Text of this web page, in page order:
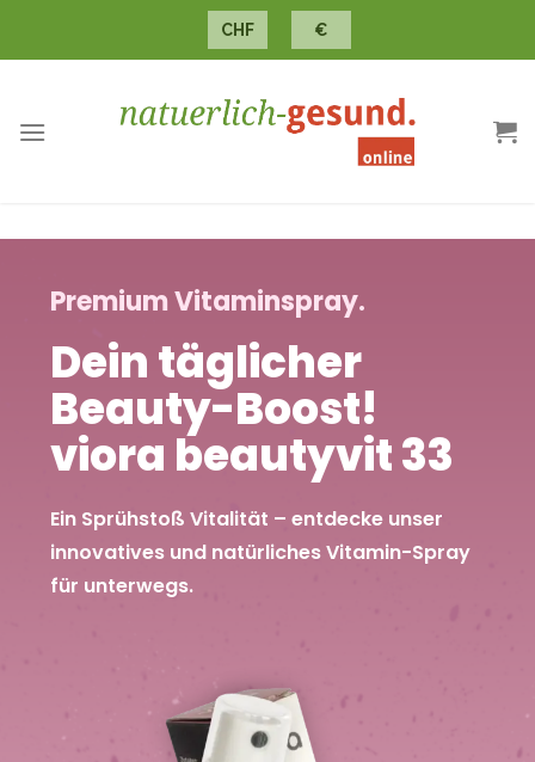
CHF €
Premium Vitaminspray.
Dein täglicher
Beauty-Boost!
viora beautyvit 33
Ein Sprühstoß Vitalität – entdecke unser
innovatives und natürliches Vitamin-Spray
für unterwegs.